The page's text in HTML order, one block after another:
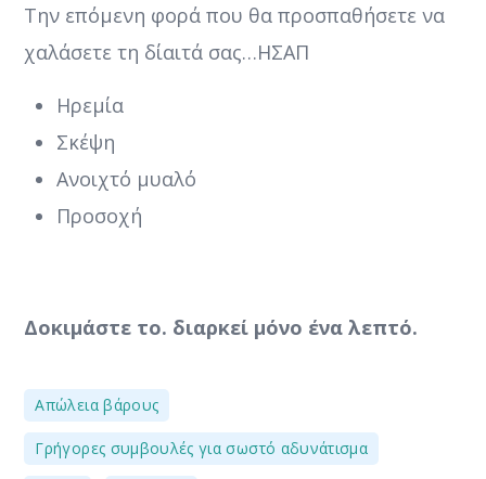
Την επόμενη φορά που θα προσπαθήσετε να
χαλάσετε τη δίαιτά σας…ΗΣΑΠ
Ηρεμία
Σκέψη
Ανοιχτό μυαλό
Προσοχή
Δοκιμάστε το. διαρκεί μόνο ένα λεπτό.
Απώλεια βάρους
Γρήγορες συμβουλές για σωστό αδυνάτισμα